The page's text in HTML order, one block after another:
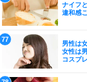
ナイフ
違和感
男性は
女性は
コスプ